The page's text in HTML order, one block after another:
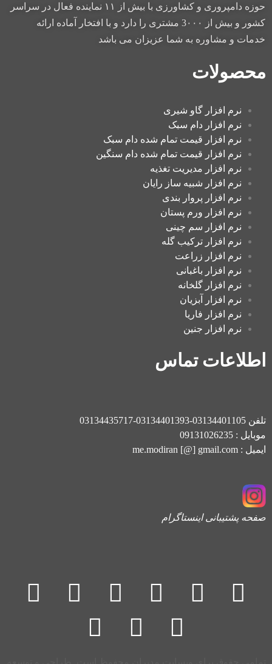
حوزه دامپروری و کشاورزی با بيش از ۱۱ نماينده فعال در سراسر
كشور و بيش از 3۰۰۰ مشتری را دارد و با افتخار آماده ارائه
خدمات و مشاوره به شما عزيزان می باشد
محصولات
نرم افزار گاو شیری
نرم افزار دام سبک
نرم افزار قیمت تمام شده دام سبک
نرم افزار قیمت تمام شده دام سنگین
نرم افزار مدیریت تغذیه
نرم افزار شبیه ساز رایان
نرم افزار پروار بندی
نرم افزار ورم پستان
نرم افزار سم چینی
نرم افزار ترکیب گله
نرم افزار زراعت
نرم افزار باغبانی
نرم افزار گلخانه
نرم افزار آبزیان
نرم افزار فاریا
نرم افزار جنین
اطلاعات تماس
تلفن 03134401105-03134401393-03134435717
موبایل : 09131026235
ایمیل : me.modiran [@] gmail.com
صفحه پشتیبانی اینستاگرام